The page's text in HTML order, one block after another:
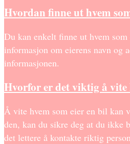
Hvordan finne ut hvem
Du kan enkelt finne ut hvem
informasjon om eierens navn og
informasjonen.
Hvorfor er det viktig å vite
Å vite hvem som eier en bil kan
den, kan du sikre deg at du ikke
det lettere å kontakte riktig